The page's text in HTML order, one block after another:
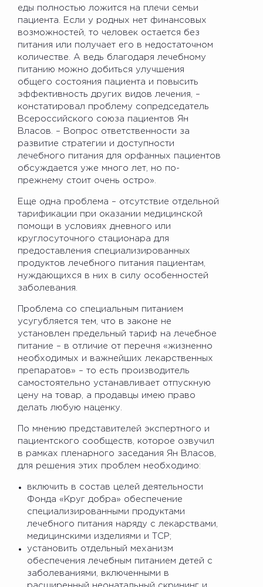
еды полностью ложится на плечи семьи
пациента. Если у родных нет финансовых
возможностей, то человек остается без
питания или получает его в недостаточном
количестве. А ведь благодаря лечебному
питанию можно добиться улучшения
общего состояния пациента и повысить
эффективность других видов лечения, –
констатировал проблему сопредседатель
Всероссийского союза пациентов Ян
Власов. – Вопрос ответственности за
развитие стратегии и доступности
лечебного питания для орфанных пациентов
обсуждается уже много лет, но по-
прежнему стоит очень остро».
Еще одна проблема – отсутствие отдельной
тарификации при оказании медицинской
помощи в условиях дневного или
круглосуточного стационара для
предоставления специализированных
продуктов лечебного питания пациентам,
нуждающихся в них в силу особенностей
заболевания.
Проблема со специальным питанием
усугубляется тем, что в законе не
установлен предельный тариф на лечебное
питание – в отличие от перечня «жизненно
необходимых и важнейших лекарственных
препаратов» – то есть производитель
самостоятельно устанавливает отпускную
цену на товар, а продавцы имею право
делать любую наценку.
По мнению представителей экспертного и
пациентского сообществ, которое озвучил
в рамках пленарного заседания Ян Власов,
для решения этих проблем необходимо:
включить в состав целей деятельности
Фонда «Круг добра» обеспечение
специализированными продуктами
лечебного питания наряду с лекарствами,
медицинскими изделиями и ТСР;
установить отдельный механизм
обеспечения лечебным питанием детей с
заболеваниями, включенными в
расширенный неонатальный скрининг и